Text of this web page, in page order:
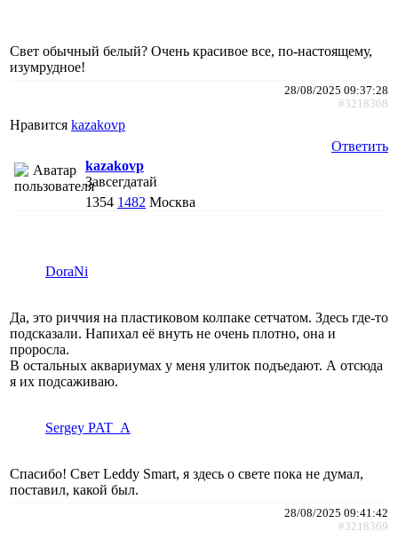
Свет обычный белый? Очень красивое все, по-настоящему,
изумрудное!
28/08/2025 09:37:28
#3218368
Нравится kazakovp
Ответить
kazakovp
Завсегдатай
1354 1482 Москва
DoraNi
Да, это риччия на пластиковом колпаке сетчатом. Здесь где-то
подсказали. Напихал её внуть не очень плотно, она и
проросла.
В остальных аквариумах у меня улиток подъедают. А отсюда
я их подсаживаю.
Sergey PAT_A
Спасибо! Свет Leddy Smart, я здесь о свете пока не думал,
поставил, какой был.
28/08/2025 09:41:42
#3218369